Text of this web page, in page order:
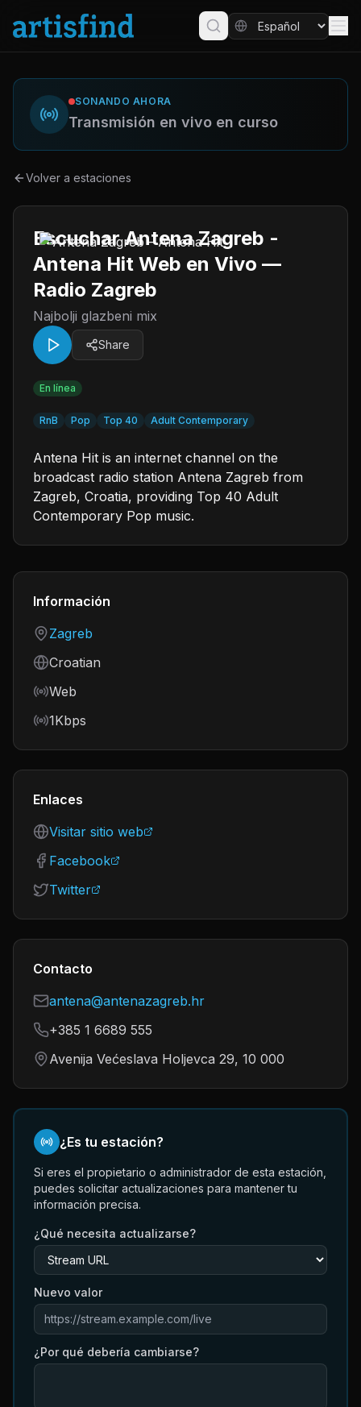
SONANDO AHORA
Transmisión en vivo en curso
Volver a estaciones
Escuchar Antena Zagreb -
Antena Hit Web en Vivo —
Radio Zagreb
Najbolji glazbeni mix
Share
En línea
RnB Pop Top 40 Adult Contemporary
Antena Hit is an internet channel on the
broadcast radio station Antena Zagreb from
Zagreb, Croatia, providing Top 40 Adult
Contemporary Pop music.
Información
Country
Zagreb
Language
Croatian
Frequency
Web
Bitrate
1Kbps
Enlaces
Visitar sitio web
Facebook
Twitter
Contacto
antena@antenazagreb.hr
+385 1 6689 555
Avenija Većeslava Holjevca 29, 10 000
¿Es tu estación?
Si eres el propietario o administrador de esta estación,
puedes solicitar actualizaciones para mantener tu
información precisa.
¿Qué necesita actualizarse?
Nuevo valor
¿Por qué debería cambiarse?